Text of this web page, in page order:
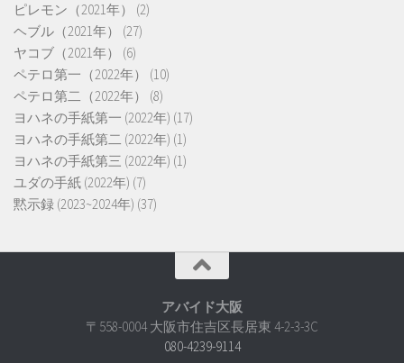
ピレモン（2021年）
(2)
ヘブル（2021年）
(27)
ヤコブ（2021年）
(6)
ペテロ第一（2022年）
(10)
ペテロ第二（2022年）
(8)
ヨハネの手紙第一 (2022年) (17)
ヨハネの手紙第二 (2022年) (1)
ヨハネの手紙第三 (2022年) (1)
ユダの手紙 (2022年) (7)
黙示録 (2023~2024年) (37)
アバイド大阪
〒558-0004 大阪市住吉区長居東 4-2-3-3C
080-4239-9114